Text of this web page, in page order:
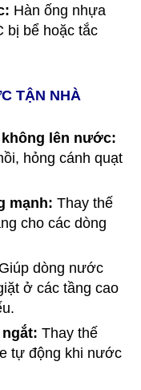
Hàn ống nhựa
bị bể hoặc tắc
TẬN NHÀ
lên nước:
hỏng cánh quạt
mạnh: Thay thế
cho các dòng
Giúp dòng nước
ở các tầng cao
Thay thế
tự động khi nước